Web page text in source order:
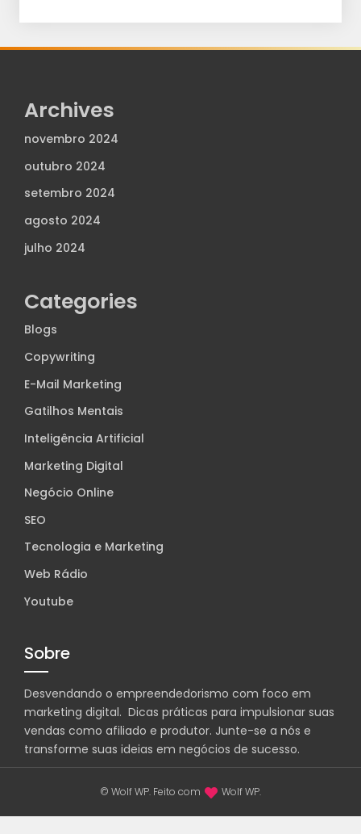
Archives
novembro 2024
outubro 2024
setembro 2024
agosto 2024
julho 2024
Categories
Blogs
Copywriting
E-Mail Marketing
Gatilhos Mentais
Inteligência Artificial
Marketing Digital
Negócio Online
SEO
Tecnologia e Marketing
Web Rádio
Youtube
Sobre
Desvendando o empreendedorismo com foco em
marketing digital. Dicas práticas para impulsionar suas
vendas como afiliado e produtor. Junte-se a nós e
transforme suas ideias em negócios de sucesso.
© Wolf WP. Feito com Wolf WP.